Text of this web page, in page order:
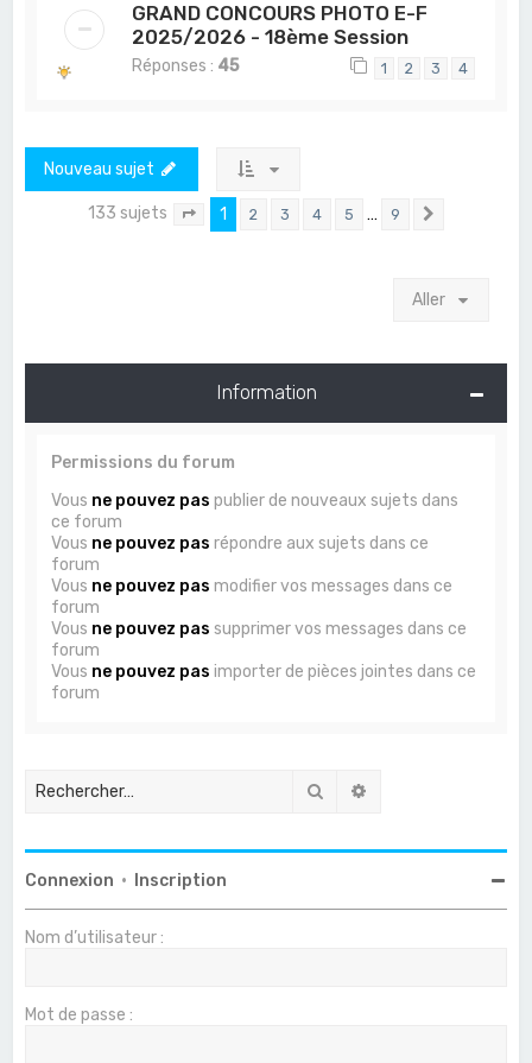
GRAND CONCOURS PHOTO E-F
2025/2026 - 18ème Session
Réponses : 45 1 2 3 4
Nouveau sujet
133 sujets Page sur 9
1 2 3 4 5 … 9
Aller
Information
Permissions du forum
Vous ne pouvez pas publier de nouveaux sujets dans
ce forum
Vous ne pouvez pas répondre aux sujets dans ce
forum
Vous ne pouvez pas modifier vos messages dans ce
forum
Vous ne pouvez pas supprimer vos messages dans ce
forum
Vous ne pouvez pas importer de pièces jointes dans ce
forum
Rechercher
Connexion • Inscription
Nom d’utilisateur :
Mot de passe :